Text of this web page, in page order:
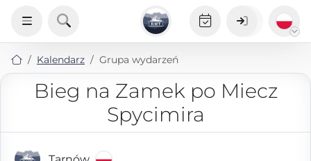
Kalendarz Grupa wydarzeń
Bieg na Zamek po Miecz
Spycimira